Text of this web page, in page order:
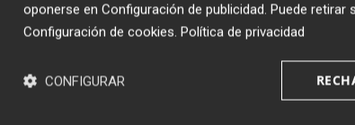
oponerse en Configuración de publicidad. Puede retirar
Configuración de cookies. Política de privacidad
CONFIGURAR